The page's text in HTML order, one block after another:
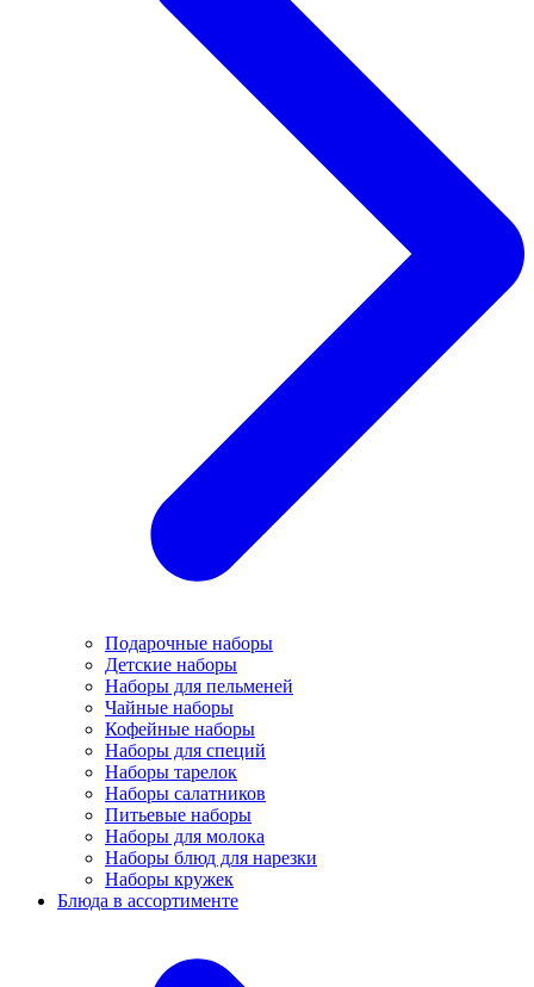
Подарочные наборы
Детские наборы
Наборы для пельменей
Чайные наборы
Кофейные наборы
Наборы для специй
Наборы тарелок
Наборы салатников
Питьевые наборы
Наборы для молока
Наборы блюд для нарезки
Наборы кружек
Блюда в ассортименте